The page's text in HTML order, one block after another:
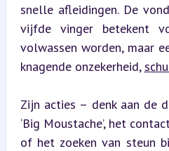
snelle afleidingen. De
vijfde vinger betekent
volwassen worden, maar
knagende onzekerheid,
Zijn acties – denk aan de
‘Big Moustache’, het
of het zoeken van steun